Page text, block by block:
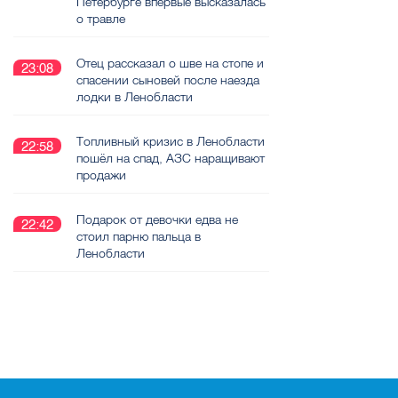
о травле
23:08
Отец рассказал о шве на стопе и
спасении сыновей после наезда
лодки в Ленобласти
22:58
Топливный кризис в Ленобласти
пошёл на спад, АЗС наращивают
продажи
22:42
Подарок от девочки едва не
стоил парню пальца в
Ленобласти